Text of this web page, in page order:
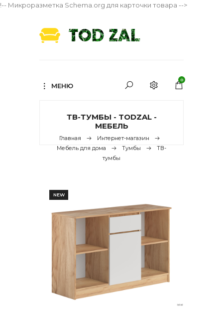
!-- Микроразметка Schema.org для карточки товара -->
МЕНЮ
0
ТВ-ТУМБЫ - TODZAL -
МЕБЕЛЬ
Главная
Интернет-магазин
Мебель для дома
Тумбы
ТВ-
тумбы
NEW